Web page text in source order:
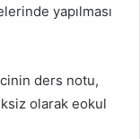
yapılması
ders notu,
olarak eokul